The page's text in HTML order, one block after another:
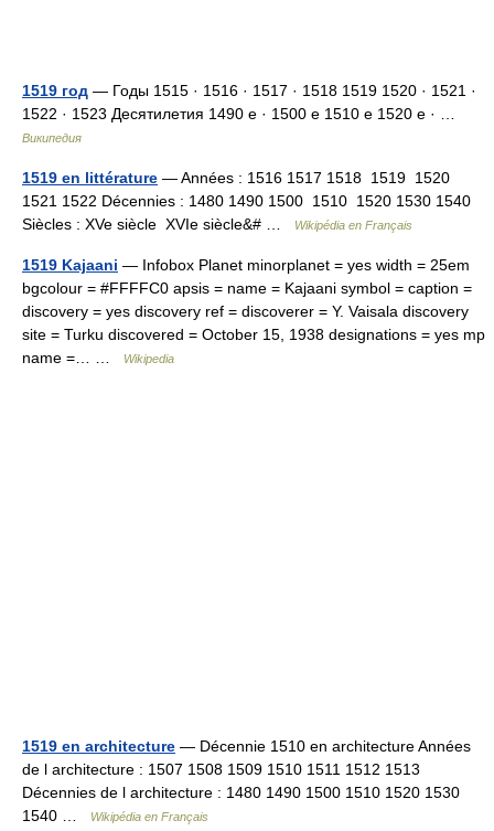
1519 год — Годы 1515 · 1516 · 1517 · 1518 1519 1520 · 1521 ·
1522 · 1523 Десятилетия 1490 е · 1500 е 1510 е 1520 е · …
Википедия
1519 en littérature — Années : 1516 1517 1518 1519 1520
1521 1522 Décennies : 1480 1490 1500 1510 1520 1530 1540
Siècles : XVe siècle XVIe siècle&# …
Wikipédia en Français
1519 Kajaani — Infobox Planet minorplanet = yes width = 25em
bgcolour = #FFFFC0 apsis = name = Kajaani symbol = caption =
discovery = yes discovery ref = discoverer = Y. Vaisala discovery
site = Turku discovered = October 15, 1938 designations = yes mp
name =… …
Wikipedia
1519 en architecture — Décennie 1510 en architecture Années
de l architecture : 1507 1508 1509 1510 1511 1512 1513
Décennies de l architecture : 1480 1490 1500 1510 1520 1530
1540 …
Wikipédia en Français